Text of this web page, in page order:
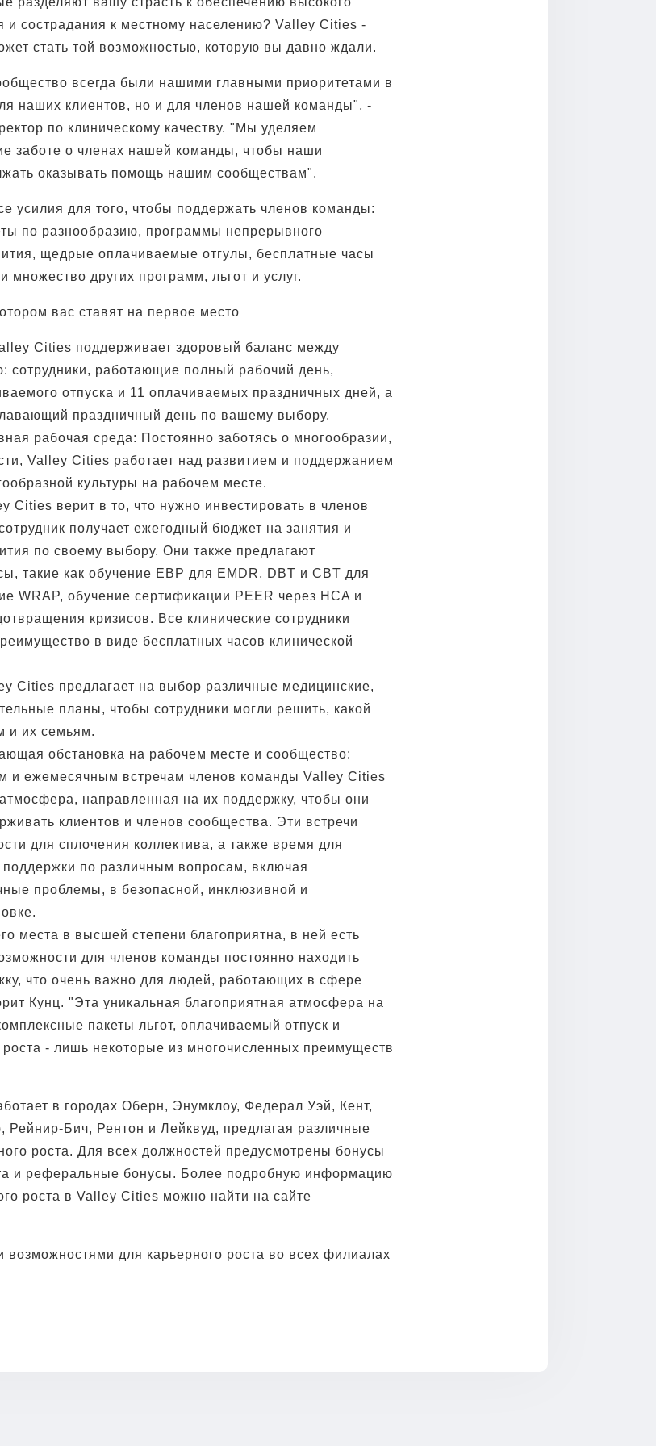
и сострадания к местному населению? Valley Cities -
стать той возможностью, которую вы давно ждали.
всегда были нашими главными приоритетами в
наших клиентов, но и для членов нашей команды", -
по клиническому качеству. "Мы уделяем
заботе о членах нашей команды, чтобы наши
оказывать помощь нашим сообществам".
усилия для того, чтобы поддержать членов команды:
по разнообразию, программы непрерывного
щедрые оплачиваемые отгулы, бесплатные часы
множество других программ, льгот и услуг.
вас ставят на первое место
Cities поддерживает здоровый баланс между
сотрудники, работающие полный рабочий день,
отпуска и 11 оплачиваемых праздничных дней, а
праздничный день по вашему выбору.
рабочая среда: Постоянно заботясь о многообразии,
Valley Cities работает над развитием и поддержанием
культуры на рабочем месте.
Cities верит в то, что нужно инвестировать в членов
получает ежегодный бюджет на занятия и
по своему выбору. Они также предлагают
такие как обучение EBP для EMDR, DBT и CBT для
WRAP, обучение сертификации PEER через HCA и
кризисов. Все клинические сотрудники
в виде бесплатных часов клинической
Cities предлагает на выбор различные медицинские,
планы, чтобы сотрудники могли решить, какой
и их семьям.
обстановка на рабочем месте и сообщество:
и ежемесячным встречам членов команды Valley Cities
направленная на их поддержку, чтобы они
клиентов и членов сообщества. Эти встречи
для сплочения коллектива, а также время для
по различным вопросам, включая
проблемы, в безопасной, инклюзивной и
места в высшей степени благоприятна, в ней есть
для членов команды постоянно находить
что очень важно для людей, работающих в сфере
Кунц. "Эта уникальная благоприятная атмосфера на
пакеты льгот, оплачиваемый отпуск и
роста - лишь некоторые из многочисленных преимуществ
в городах Оберн, Энумклоу, Федерал Уэй, Кент,
Бич, Рентон и Лейквуд, предлагая различные
роста. Для всех должностей предусмотрены бонусы
и реферальные бонусы. Более подробную информацию
роста в Valley Cities можно найти на сайте
возможностями для карьерного роста во всех филиалах